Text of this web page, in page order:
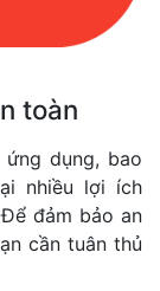
toàn
dụng, bao
nhiều lợi ích
đảm bảo an
cần tuân thủ